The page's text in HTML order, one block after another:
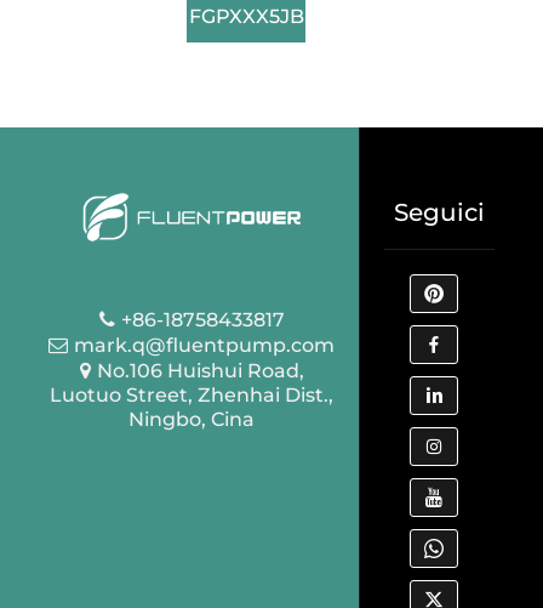
FGPXXX5JB
+86-18758433817
mark.q@fluentpump.com
No.106 Huishui Road,
Luotuo Street, Zhenhai Dist.,
Ningbo, Cina
Seguici